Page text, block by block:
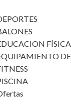
FÍSICA